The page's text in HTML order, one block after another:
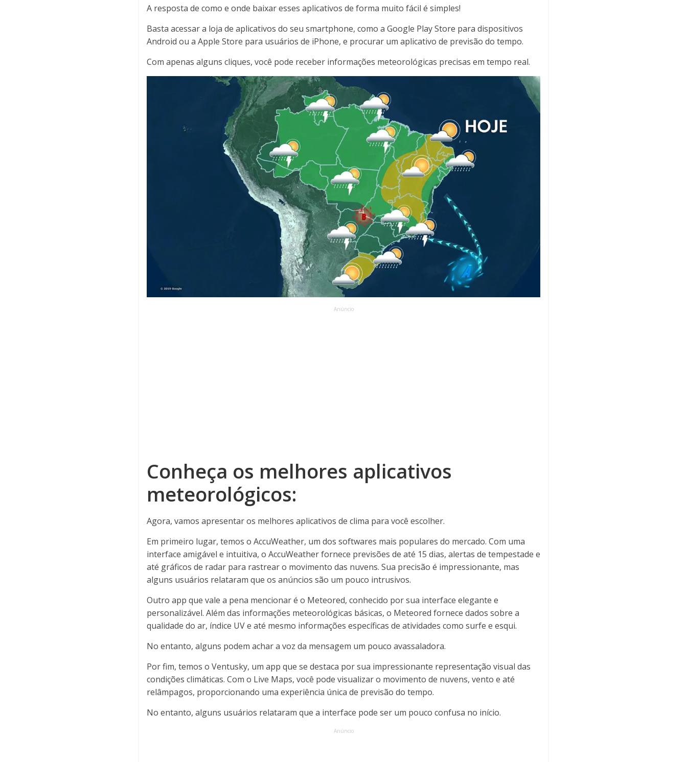
A resposta de como e onde baixar esses aplicativos de forma muito fácil é simples!
Basta acessar a loja de aplicativos do seu smartphone, como a Google Play Store para dispositivos
Android ou a Apple Store para usuários de iPhone, e procurar um aplicativo de previsão do tempo.
Com apenas alguns cliques, você pode receber informações meteorológicas precisas em tempo real.
Anúncio
Conheça os melhores aplicativos
meteorológicos:
Agora, vamos apresentar os melhores aplicativos de clima para você escolher.
Em primeiro lugar, temos o AccuWeather, um dos softwares mais populares do mercado. Com uma
interface amigável e intuitiva, o AccuWeather fornece previsões de até 15 dias, alertas de tempestade e
até gráficos de radar para rastrear o movimento das nuvens. Sua precisão é impressionante, mas
alguns usuários relataram que os anúncios são um pouco intrusivos.
Outro app que vale a pena mencionar é o Meteored, conhecido por sua interface elegante e
personalizável. Além das informações meteorológicas básicas, o Meteored fornece dados sobre a
qualidade do ar, índice UV e até mesmo informações específicas de atividades como surfe e esqui.
No entanto, alguns podem achar a voz da mensagem um pouco avassaladora.
Por fim, temos o Ventusky, um app que se destaca por sua impressionante representação visual das
condições climáticas. Com o Live Maps, você pode visualizar o movimento de nuvens, vento e até
relâmpagos, proporcionando uma experiência única de previsão do tempo.
No entanto, alguns usuários relataram que a interface pode ser um pouco confusa no início.
Anúncio